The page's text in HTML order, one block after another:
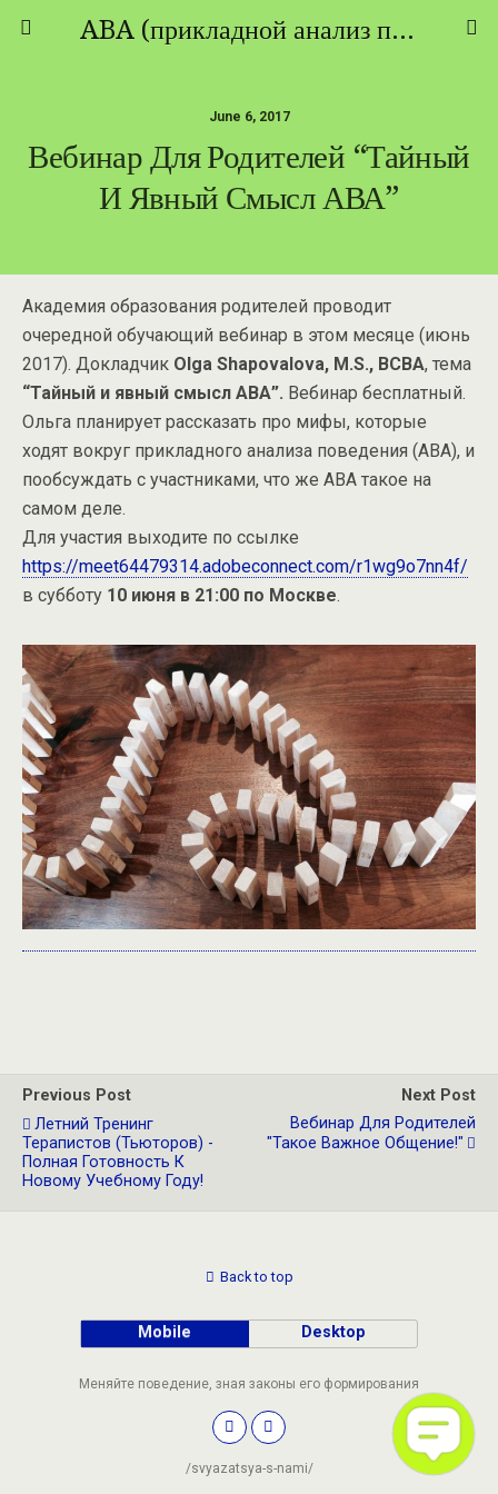
ABA (прикладной анализ поведения) - ТЕОРИЯ И ПРАКТИКА
June 6, 2017
Вебинар Для Родителей “Тайный
И Явный Смысл АВА”
Академия образования родителей проводит
очередной обучающий вебинар в этом месяце (июнь
2017). Докладчик Olga Shapovalova, M.S., BCBA, тема
“Тайный и явный смысл АВА”. Вебинар бесплатный.
Ольга планирует рассказать про мифы, которые
ходят вокруг прикладного анализа поведения (АВА), и
пообсуждать с участниками, что же АВА такое на
самом деле.
Для участия выходите по ссылке
https://meet64479314.adobeconnect.com/r1wg9o7nn4f/
в субботу 10 июня в 21:00 по Москве.
Previous Post
Летний Тренинг
Терапистов (тьюторов) -
Полная Готовность К
Новому Учебному Году!
Next Post
Вебинар Для Родителей
"Такое Важное Общение!"
Back to top
Mobile Desktop
Меняйте поведение, зная законы его формирования
/svyazatsya-s-nami/